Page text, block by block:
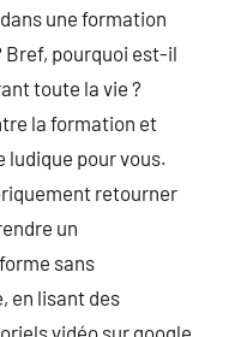
une formation
Bref, pourquoi est-il
toute la vie ?
la formation et
ludique pour vous.
retourner
un
sans
en lisant des
vidéo sur google,